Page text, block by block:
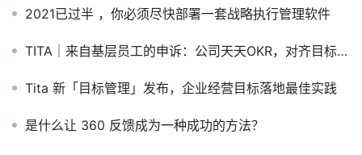
2021已过半 ，你必须尽快部署一套战略执行管理软件
TITA｜来自基层员工的申诉：公司天天OKR，对齐目标？怎么对齐？
Tita 新「目标管理」发布，企业经营目标落地最佳实践
是什么让 360 反馈成为一种成功的方法？